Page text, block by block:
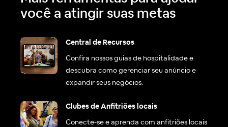
você a atingir suas metas
Central de Recursos
Confira nossos guias de hospitalidade e
descubra como gerenciar seu anúncio e
expandir seus negócios.
Clubes de Anfitriões locais
Conecte-se e aprenda com anfitriões locais